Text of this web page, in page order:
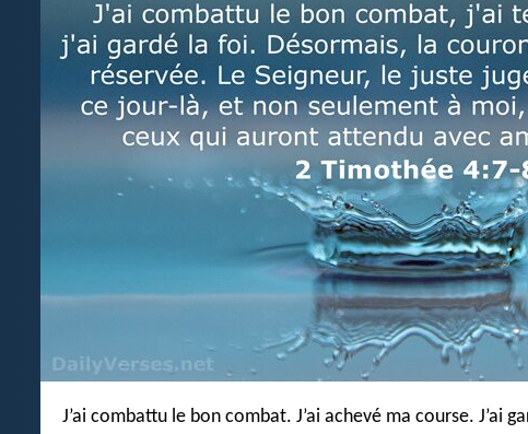
J’ai combattu le bon combat. J’ai achevé ma course. J’ai